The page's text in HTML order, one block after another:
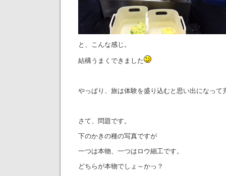
と、こんな感じ。
結構うまくできました
やっぱり、旅は体験を盛り込むと思い出になって
さて、問題です。
下のかきの種の写真ですが
一つは本物、一つはロウ細工です。
どちらが本物でしょ～かっ？